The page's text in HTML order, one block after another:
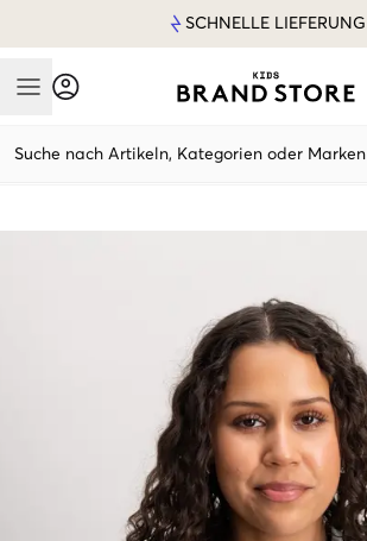
SCHNELLE LIEFERUNG
Mobile Menu
Suche nach Artikeln, Kategorien oder Marken